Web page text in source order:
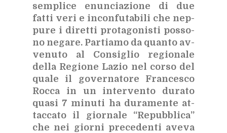
sem­pli­ce enun­cia­zio­ne di due
fat­ti veri e in­con­fu­ta­bi­li che nep­
pu­re i di­ret­ti pro­ta­go­ni­sti pos­so­
no ne­ga­re. Par­tia­mo da quan­to av­
ve­nu­to al Con­si­glio re­gio­na­le
del­la Re­gio­ne La­zio nel cor­so del
qua­le il go­ver­na­to­re Fran­ce­sco
Roc­ca in un in­ter­ven­to du­ra­to
qua­si 7 mi­nu­ti ha du­ra­men­te at­
tac­ca­to il gior­na­le “Re­pub­bli­ca”
che nei gior­ni pre­ce­den­ti ave­va